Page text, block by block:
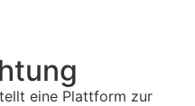
eine Plattform zur